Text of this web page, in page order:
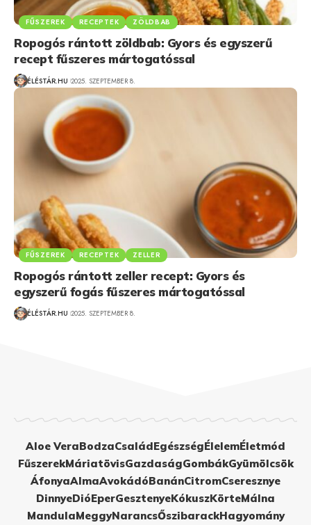
FŰSZEREK RECEPTEK ZÖLDBAB
Ropogós rántott zöldbab: Gyors és egyszerű
recept fűszeres mártogatóssal
ÉLÉSTÁR.HU 2025. SZEPTEMBER 8.
FŰSZEREK RECEPTEK ZELLER
Ropogós rántott zeller recept: Gyors és
egyszerű fogás fűszeres mártogatóssal
ÉLÉSTÁR.HU 2025. SZEPTEMBER 8.
Aloe VeraBodzaCsaládEgészségÉlelemÉletmód
FűszerekMáriatövisGazdaságGombákGyümölcsök
ÁfonyaAlmaAvokádóBanánCitromCseresznye
DinnyeDióEperGesztenyeKókuszKörteMálna
MandulaMeggyNarancsŐszibarackHagyomány